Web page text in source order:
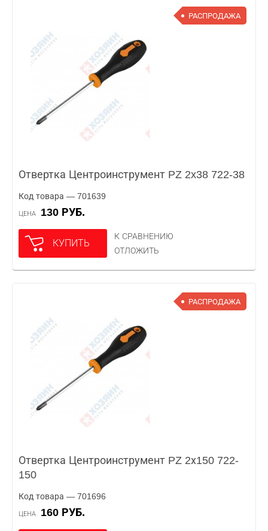
РАСПРОДАЖА
Отвертка Центроинструмент PZ 2x38 722-38
Код товара — 701639
ЦЕНА 130 РУБ.
КУПИТЬ
К СРАВНЕНИЮ
ОТЛОЖИТЬ
РАСПРОДАЖА
Отвертка Центроинструмент PZ 2х150 722-
150
Код товара — 701696
ЦЕНА 160 РУБ.